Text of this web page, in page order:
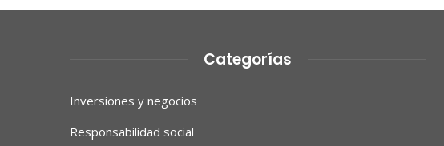
Categorías
Inversiones y negocios
Responsabilidad social